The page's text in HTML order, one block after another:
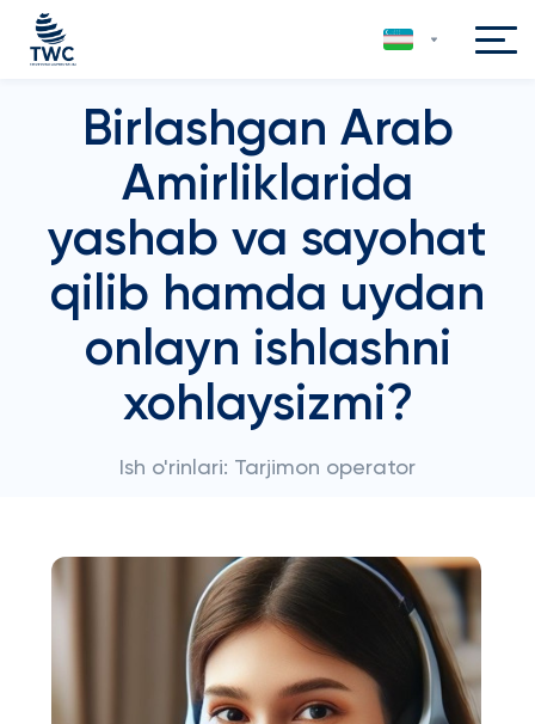
Birlashgan Arab
Amirliklarida
yashab va sayohat
qilib hamda uydan
onlayn ishlashni
xohlaysizmi?
Ish o'rinlari: Tarjimon operator